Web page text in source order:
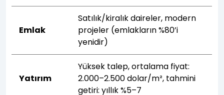
Emlak
Satılık/kiralık daireler, modern
projeler (emlakların %80’i
yenidir)
Yatırım
Yüksek talep, ortalama fiyat:
2.000–2.500 dolar/m², tahmini
getiri: yıllık %5–7